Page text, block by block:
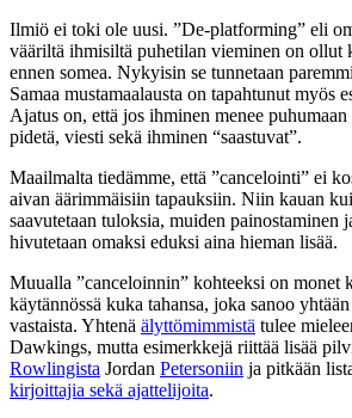
Ilmiö ei toki ole uusi. ”De-platforming” eli
vääriltä ihmisiltä puhetilan vieminen on ollut
ennen somea. Nykyisin se tunnetaan
Samaa mustamaalausta on tapahtunut myös
Ajatus on, että jos ihminen menee
pidetä, viesti sekä ihminen “saastuvat”.
Maailmalta tiedämme, että ”cancelointi” ei
aivan äärimmäisiin tapauksiin. Niin kauan
saavutetaan tuloksia, muiden painostaminen
hivutetaan omaksi eduksi aina hieman lisää.
Muualla ”canceloinnin” kohteeksi on monet
käytännössä kuka tahansa, joka sanoo
vastaista. Yhtenä älyttömimmistä tulee
Dawkings, mutta esimerkkejä riittää lisää
Rowlingista Jordan Petersoniin ja pitkään
kirjoittajia sekä ajattelijoita.